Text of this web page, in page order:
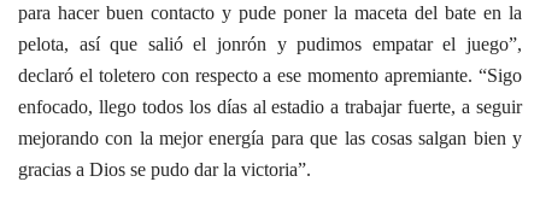
para hacer buen contacto y pude poner la maceta del bate en la
pelota, así que salió el jonrón y pudimos empatar el juego”,
declaró el toletero con respecto a ese momento apremiante. “Sigo
enfocado, llego todos los días al estadio a trabajar fuerte, a seguir
mejorando con la mejor energía para que las cosas salgan bien y
gracias a Dios se pudo dar la victoria”.